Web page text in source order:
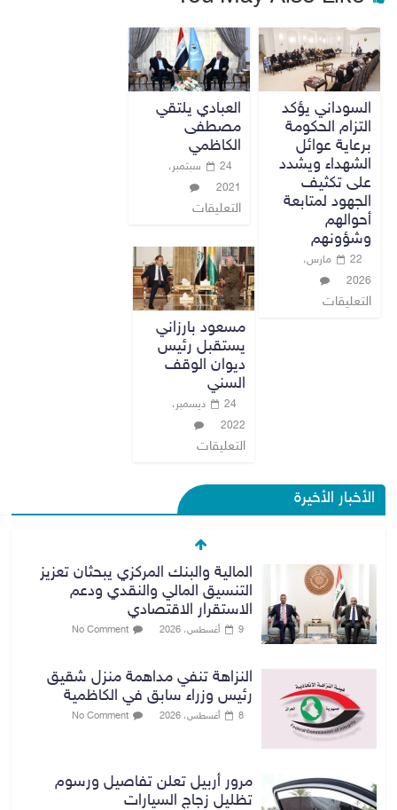
السوداني يؤكد
التزام الحكومة
برعاية عوائل
الشهداء ويشدد
على تكثيف
الجهود لمتابعة
أحوالهم
وشؤونهم
22 مارس،
2026
التعليقات
العبادي يلتقي
مصطفى
الكاظمي
24 سبتمبر،
2021
التعليقات
مسعود بارزاني
يستقبل رئيس
ديوان الوقف
السني
24 ديسمبر،
2022
التعليقات
الأخبار الأخيرة
المالية والبنك المركزي يبحثان تعزيز
التنسيق المالي والنقدي ودعم
الاستقرار الاقتصادي
9 أغسطس، 2026 No Comment
النزاهة تنفي مداهمة منزل شقيق
رئيس وزراء سابق في الكاظمية
8 أغسطس، 2026 No Comment
مرور أربيل تعلن تفاصيل ورسوم
تظليل زجاج السيارات